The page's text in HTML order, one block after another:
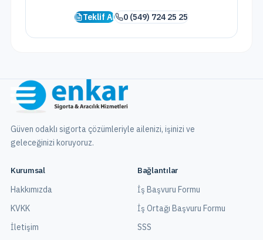
Teklif Al 0 (549) 724 25 25
Güven odaklı sigorta çözümleriyle ailenizi, işinizi ve
geleceğinizi koruyoruz.
Kurumsal
Hakkımızda
KVKK
İletişim
Bağlantılar
İş Başvuru Formu
İş Ortağı Başvuru Formu
SSS